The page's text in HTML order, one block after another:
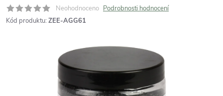
Neohodnoceno Podrobnosti hodnocení
Kód produktu: ZEE-AGG61